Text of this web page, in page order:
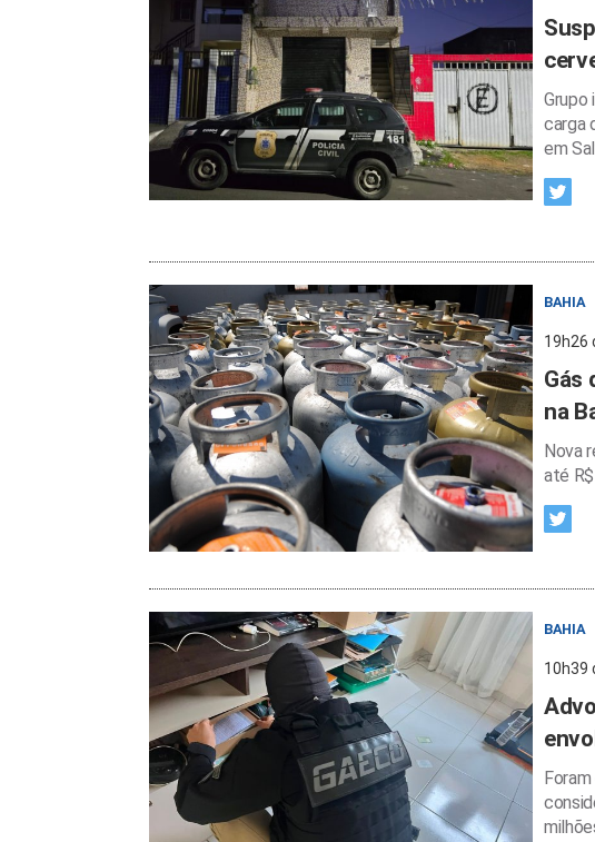
Grupo
carga
em
BAHIA
19h26
Gás
na
Nova
até
BAHIA
10h39